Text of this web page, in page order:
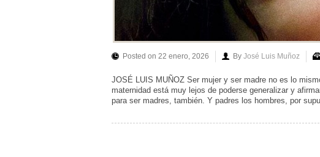
Posted on 22 enero, 2026 By José Luis Muñoz
JOSÉ LUIS MUÑOZ Ser mujer y ser madre no es lo
maternidad está muy lejos de poderse generalizar y
para ser madres, también. Y padres los hombres, por